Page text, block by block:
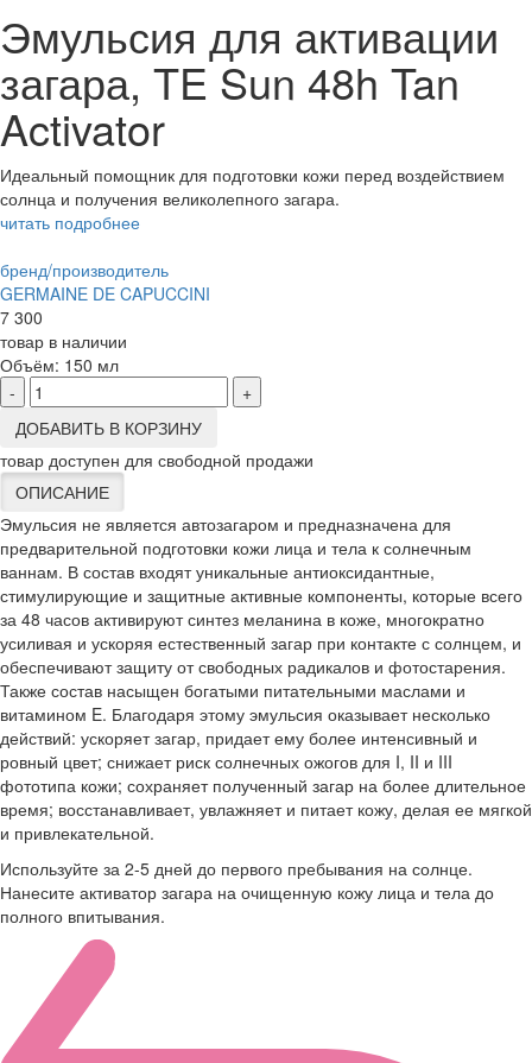
Эмульсия для активации
загара, TE Sun 48h Tan
Activator
Идеальный помощник для подготовки кожи перед воздействием
солнца и получения великолепного загара.
читать подробнее
бренд/производитель
GERMAINE DE CAPUCCINI
7 300
товар в наличии
Объём: 150 мл
-
+
ДОБАВИТЬ В КОРЗИНУ
товар доступен для свободной продажи
ОПИСАНИЕ
Эмульсия не является автозагаром и предназначена для
предварительной подготовки кожи лица и тела к солнечным
ваннам. В состав входят уникальные антиоксидантные,
стимулирующие и защитные активные компоненты, которые всего
за 48 часов активируют синтез меланина в коже, многократно
усиливая и ускоряя естественный загар при контакте с солнцем, и
обеспечивают защиту от свободных радикалов и фотостарения.
Также состав насыщен богатыми питательными маслами и
витамином E. Благодаря этому эмульсия оказывает несколько
действий: ускоряет загар, придает ему более интенсивный и
ровный цвет; снижает риск солнечных ожогов для I, II и III
фототипа кожи; сохраняет полученный загар на более длительное
время; восстанавливает, увлажняет и питает кожу, делая ее мягкой
и привлекательной.
Используйте за 2-5 дней до первого пребывания на солнце.
Нанесите активатор загара на очищенную кожу лица и тела до
полного впитывания.